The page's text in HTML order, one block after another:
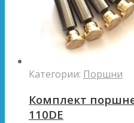
Категории: Поршни
Комплект
110DE